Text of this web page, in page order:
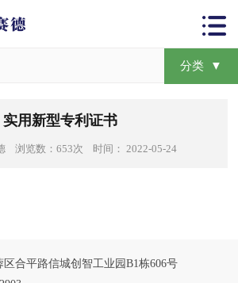
分类 ▼
实用新型专利证书
浏览数：653次 时间： 2022-05-24
合平路信城创智工业园B1栋606号